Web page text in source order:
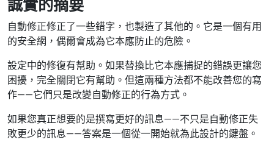
誠實的摘要
自動修正修正了一些錯字，也製造了其他的。它是一個有用
的安全網，偶爾會成為它本應防止的危險。
設定中的修復有幫助。如果替換比它本應捕捉的錯誤更讓您
困擾，完全關閉它有幫助。但這兩種方法都不能改善您的寫
作——它們只是改變自動修正的行為方式。
如果您真正想要的是撰寫更好的訊息——不只是自動修正失
敗更少的訊息——答案是一個從一開始就為此設計的鍵盤。